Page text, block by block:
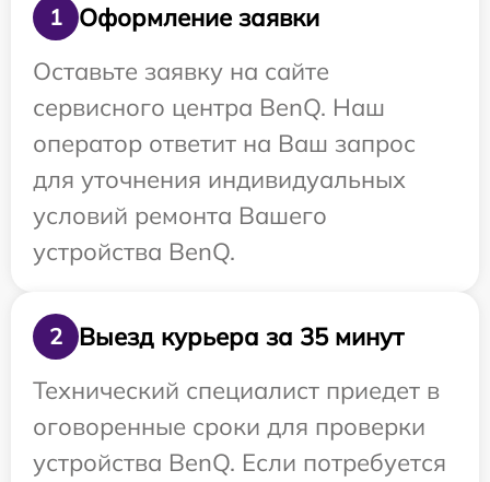
1
Оформление заявки
Оставьте заявку на сайте
сервисного центра BenQ. Наш
оператор ответит на Ваш запрос
для уточнения индивидуальных
условий ремонта Вашего
устройства BenQ.
2
Выезд курьера за 35 минут
Технический специалист приедет в
оговоренные сроки для проверки
устройства BenQ. Если потребуется